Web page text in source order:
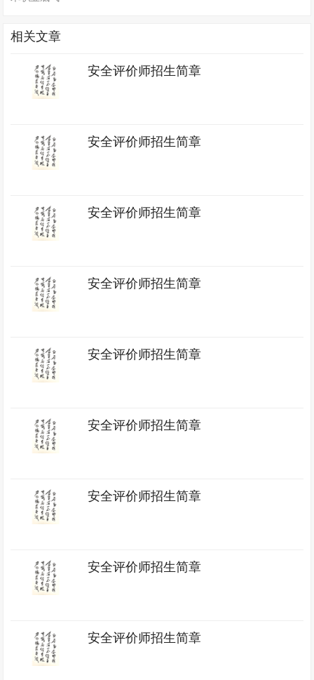
相关文章
安全评价师招生简章
安全评价师招生简章
安全评价师招生简章
安全评价师招生简章
安全评价师招生简章
安全评价师招生简章
安全评价师招生简章
安全评价师招生简章
安全评价师招生简章